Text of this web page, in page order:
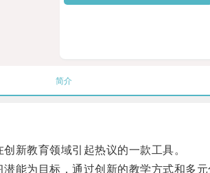
简介
教育领域引起热议的一款工具。
为目标，通过创新的教学方式和多元